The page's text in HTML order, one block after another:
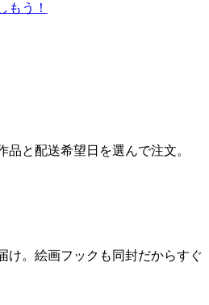
もう！
品と配送希望日を選んで注文。
け。絵画フックも同封だからすぐ